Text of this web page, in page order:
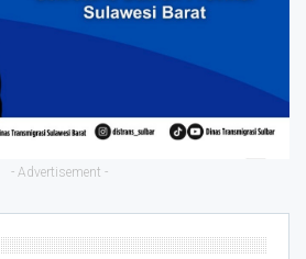
- Advertisement -